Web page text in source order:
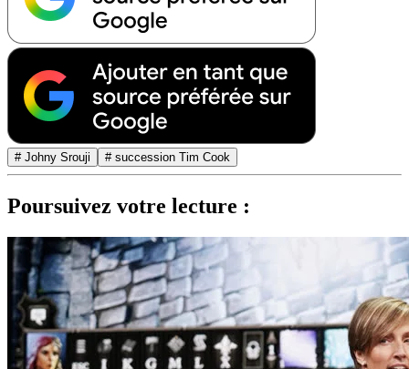
# Johny Srouji # succession Tim Cook
Poursuivez votre lecture :